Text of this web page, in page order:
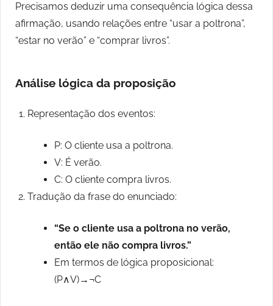
Precisamos deduzir uma consequência lógica dessa
afirmação, usando relações entre “usar a poltrona”,
“estar no verão” e “comprar livros”.
Análise lógica da proposição
Representação dos eventos:
P: O cliente usa a poltrona.
V: É verão.
C: O cliente compra livros.
Tradução da frase do enunciado:
“Se o cliente usa a poltrona no verão,
então ele não compra livros.”
Em termos de lógica proposicional:
(P∧V)→¬C